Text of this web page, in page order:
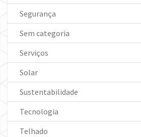
Segurança
Sem categoria
Serviços
Solar
Sustentabilidade
Tecnologia
Telhado